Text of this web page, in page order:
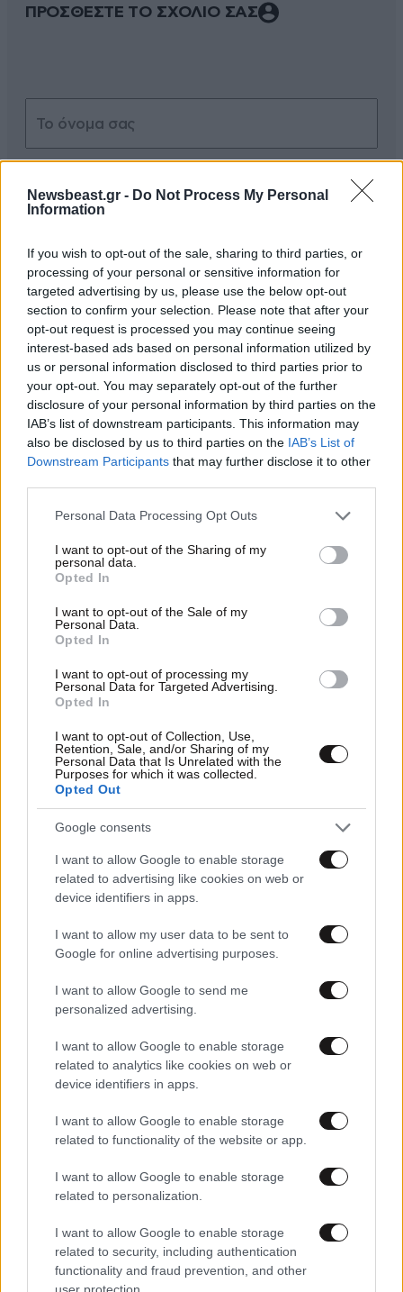
Newsbeast.gr - Do Not Process My Personal
Information
If you wish to opt-out of the sale, sharing to third parties, or
processing of your personal or sensitive information for
targeted advertising by us, please use the below opt-out
section to confirm your selection. Please note that after your
opt-out request is processed you may continue seeing
interest-based ads based on personal information utilized by
us or personal information disclosed to third parties prior to
your opt-out. You may separately opt-out of the further
disclosure of your personal information by third parties on the
IAB’s list of downstream participants. This information may
also be disclosed by us to third parties on the IAB’s List of
Downstream Participants that may further disclose it to other
Please note that this website/app uses one or more Google
not limited to your visit or usage behaviour. You may click to
grant or deny consent to Google and its third-party tags to
use your data for below specified purposes in below Google
consent section.
Personal Data Processing Opt Outs
I want to opt-out of the Sharing of my
personal data.
Opted In
I want to opt-out of the Sale of my
Personal Data.
Opted In
I want to opt-out of processing my
Personal Data for Targeted Advertising.
Opted In
I want to opt-out of Collection, Use,
Retention, Sale, and/or Sharing of my
Personal Data that Is Unrelated with the
Purposes for which it was collected.
Opted Out
Google consents
I want to allow Google to enable storage
related to advertising like cookies on web or
device identifiers in apps.
I want to allow my user data to be sent to
Google for online advertising purposes.
I want to allow Google to send me
personalized advertising.
I want to allow Google to enable storage
related to analytics like cookies on web or
device identifiers in apps.
I want to allow Google to enable storage
related to functionality of the website or app.
I want to allow Google to enable storage
related to personalization.
I want to allow Google to enable storage
related to security, including authentication
functionality and fraud prevention, and other
user protection.
ΠΡΟΣΘΕΣΤΕ ΤΟ ΣΧΟΛΙΟ ΣΑΣ
Διαβάστε και ακολουθήστε τους κανόνες σχολιασμού
ΠΡΟΣΘΗΚΗ
καλα ας συνεχίσουν 20·05·2025 13:42
αυτα τα εγκλήματα και την κρεμάλα την έχουν
σιγουράκι. Στο τέλος θα δούμε ποιος έχει δίκιο mtf s
ΧΑ ΧΑ ΧΑ χα 20·05·2025 13:41
Εμφολιασμενοι ΤΡΕΧΑΤΕ.ΝΑ Η ΕΥΚΑΙΡΙΑ ΣΑΣ ΓΙΑ
Απαντήστε
TRENDING